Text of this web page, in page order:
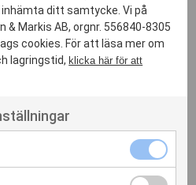
ditt samtycke. Vi på
& Markis AB, orgnr. 556840-8305
cookies. För att läsa mer om
lagringstid,klicka här för att